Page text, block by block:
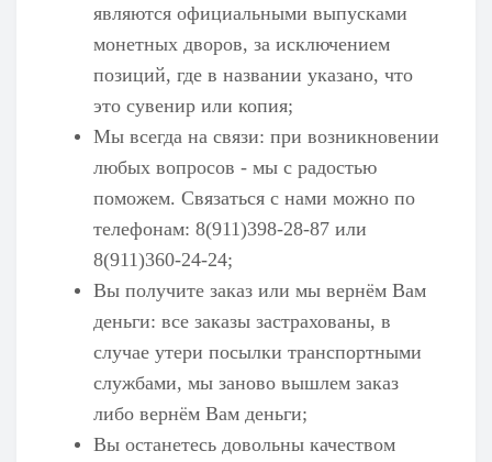
являются официальными выпусками
монетных дворов, за исключением
позиций, где в названии указано, что
это сувенир или копия;
Мы всегда на связи: при возникновении
любых вопросов - мы с радостью
поможем. Связаться с нами можно по
телефонам: 8(911)398-28-87 или
8(911)360-24-24;
Вы получите заказ или мы вернём Вам
деньги: все заказы застрахованы, в
случае утери посылки транспортными
службами, мы заново вышлем заказ
либо вернём Вам деньги;
Вы останетесь довольны качеством